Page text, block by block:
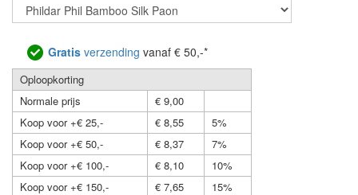
Gratis verzending vanaf € 50,-*
Oploopkorting
Normale prijs
€ 9,00
Koop voor +€ 25,-
€ 8,55
5%
Koop voor +€ 50,-
€ 8,37
7%
Koop voor +€ 100,-
€ 8,10
10%
Koop voor +€ 150,-
€ 7,65 15%